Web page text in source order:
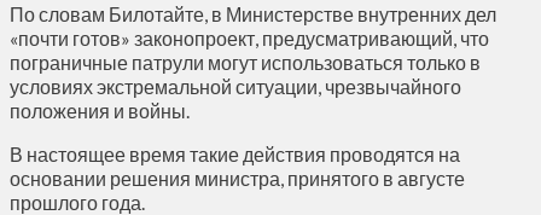
По словам Билотайте, в Министерстве внутренних дел
«почти готов» законопроект, предусматривающий, что
пограничные патрули могут использоваться только в
условиях экстремальной ситуации, чрезвычайного
положения и войны.
В настоящее время такие действия проводятся на
основании решения министра, принятого в августе
прошлого года.